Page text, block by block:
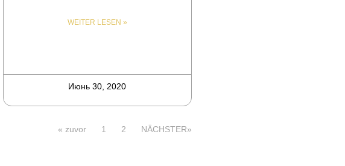
WEITER LESEN »
Июнь 30, 2020
« zuvor 1 2 NÄCHSTER»